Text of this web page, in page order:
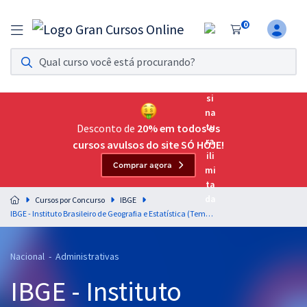
0
Assinatura Ilimitada 11
Acesso a todos os cursos. Teste grátis por 7 dias!
Assinatura OAB Até Passar
Acesso ilimitado a toda preparação para o Exame da
Residências Multiprofissionais
Preparação completa e intensiva para as principais
residências em saúde do Brasil
Cursos 20% OFF
Desconto de 20% em todos os
cursos avulsos do site SÓ HOJE!
Comprar agora
Cursos por Concurso
IBGE
IBGE - Instituto Brasileiro de Geografia e Estatística (Temporário) - Língua Portuguesa para Agente Censitário de Informática (ACI) - Professores: Elias Santana, Vânia Araújo e Tereza Cavalcanti (Pós-edital)
Nacional - Administrativas
IBGE - Instituto